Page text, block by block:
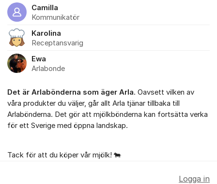
Camilla
Kommunikatör
Karolina
Receptansvarig
Ewa
Arlabonde
Det är Arlabönderna som äger Arla. Oavsett vilken av
våra produkter du väljer, går allt Arla tjänar tillbaka till
Arlabönderna. Det gör att mjölkbönderna kan fortsätta verka
för ett Sverige med öppna landskap.
Tack för att du köper vår mjölk! 🐄
Logga in